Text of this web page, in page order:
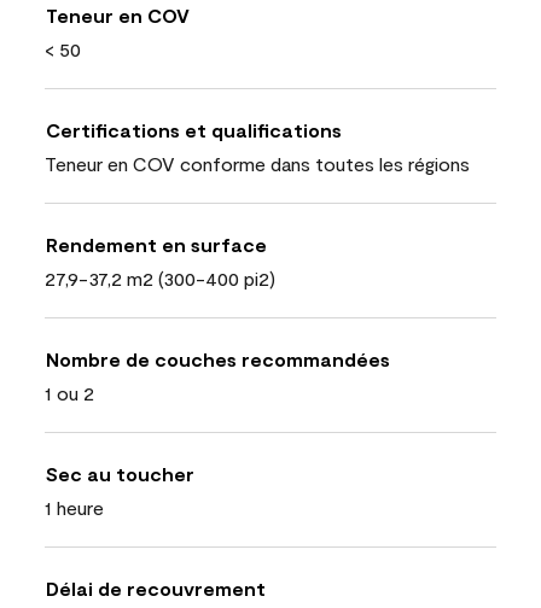
Teneur en COV
< 50
Certifications et qualifications
Teneur en COV conforme dans toutes les régions
Rendement en surface
27,9-37,2 m2 (300-400 pi2)
Nombre de couches recommandées
1 ou 2
Sec au toucher
1 heure
Délai de recouvrement